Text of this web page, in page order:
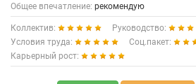
Общее впечатление: рекомендую
Коллектив:
Руководство:
Условия труда:
Соц.пакет:
Карьерный рост: